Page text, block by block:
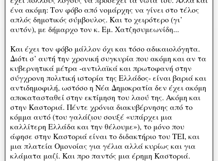
ένα ακόμη: Τον φόβο από νομάρχης να γίνει στο τέλος
απλός δημοτικός σύμβουλος. Και το χειρότερο (γι’
αυτόν), με δήμαρχο τον κ. Εμ. Χατζησυμεωνίδη...
Και έχει τον φόβο μάλλον όχι και τόσο αδικαιολόγητα.
Διότι σ’ αυτή την χρονική συγκυρία που ακόμη και αν τα
κυβερνητικά μέτρα -αντιλαϊκά και πρωτοφανή στην
σύγχρονη πολιτική ιστορία της Ελλάδος- είναι βαριά και
αντιδημοφιλή, ωστόσο η Νέα Δημοκρατία δεν έχει ακόμη
αποκατασταθεί στην εκτίμηση του λαού της. Ακόμη και
στην Καστοριά. Πέντε χρόνια διακυβέρνησης από το
κόμμα αυτό (του γαλάζιου σουξέ «υπάρχει μια
καλλίτερη Ελλάδα και την θέλουμε»), το μόνο που
άφησε στην Καστοριά είναι το διδακτήριο του ΤΕΙ, και
μια πλατεία Ομονοίας για γέλια αλλά κυρίως και για
κλάματα μαζί. Και προ παντός μια έρημη Καστοριά.